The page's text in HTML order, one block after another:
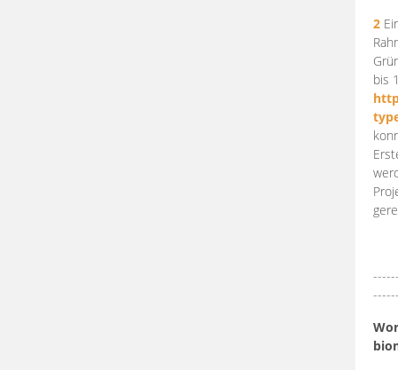
2
bis